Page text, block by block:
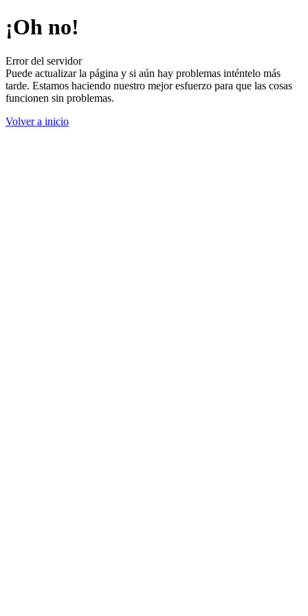
¡Oh no!
Error del servidor
Puede actualizar la página y si aún hay problemas inténtelo más
tarde. Estamos haciendo nuestro mejor esfuerzo para que las cosas
funcionen sin problemas.
Volver a inicio